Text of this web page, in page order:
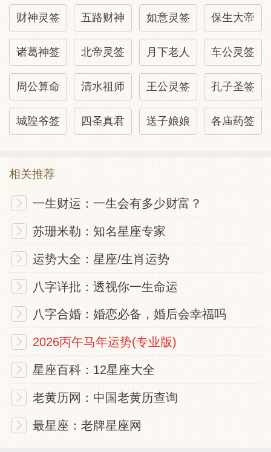
了。
第三句：赶紧再礼拜天神，以得守护神为你
再加持一下，以让事情能顺利成功。
天龙：意即天龙八部，八类守护神的简称。
福德之光，故能吉祥。
凡事做事
庇右，故所求皆能如愿。若有所谋求者，可
以向天神发愿，以得天神助右。另外，若你
是长年行善之人，那天神会自动暗中相助。
若平常善行极少者，此刻当立即行善，只要
常常行善者，都会得到天神的暗中相助。另
外还得记得，若是已经行善了，可别作缺德
财神灵签 五路财神 如意灵签 保生大帝
诸葛神签 北帝灵签 月下老人 车公灵签
周公算命 清水祖师 王公灵签 孔子圣签
城隍爷签 四圣真君 送子娘娘 各庙药签
相关推荐
一生财运：一生会有多少财富？
苏珊米勒：知名星座专家
运势大全：星座/生肖运势
八字详批：透视你一生命运
八字合婚：婚恋必备，婚后会幸福吗
2026丙午马年运势(专业版)
星座百科：12星座大全
老黄历网：中国老黄历查询
最星座：老牌星座网